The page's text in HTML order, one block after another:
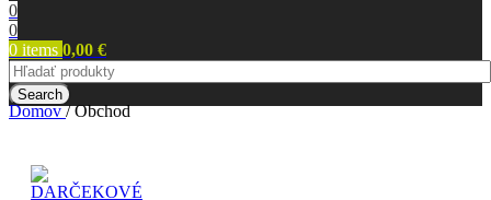
0
0
0 items 0,00 €
Search
Domov/ Obchod